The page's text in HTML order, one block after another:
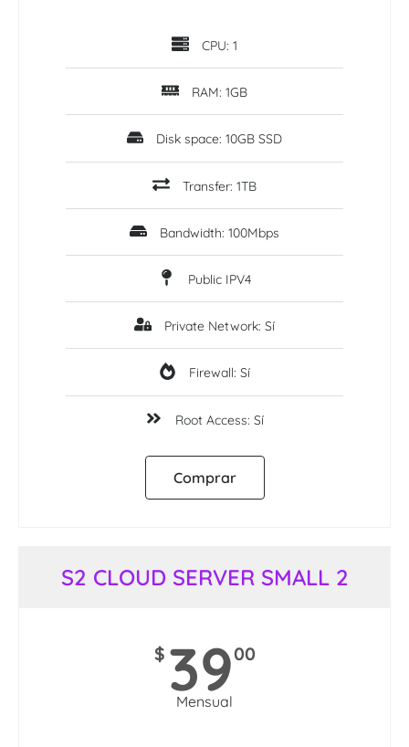
CPU: 1
RAM: 1GB
Disk space: 10GB SSD
Transfer: 1TB
Bandwidth: 100Mbps
Public IPV4
Private Network: Sí
Firewall: Sí
Root Access: Sí
Comprar
S2 CLOUD SERVER SMALL 2
$ 3900
Mensual